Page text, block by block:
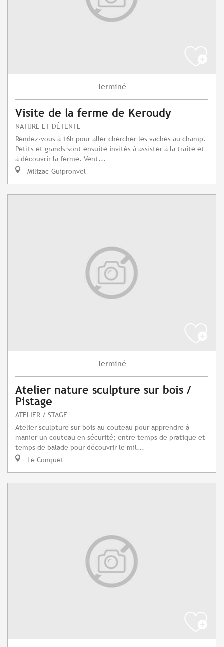
Terminé
Visite de la ferme de Keroudy
NATURE ET DÉTENTE
Rendez-vous à 16h pour aller chercher les vaches au champ.
Petits et grands sont ensuite invités à assister à la traite et
à découvrir la ferme. Vent...
Milizac-Guipronvel
Terminé
Atelier nature sculpture sur bois /
Pistage
ATELIER / STAGE
Atelier sculpture sur bois au couteau pour apprendre à
manier un couteau en sécurité; entre temps de pratique et
temps de balade pour découvrir le mil...
Le Conquet